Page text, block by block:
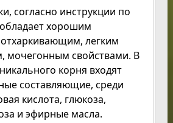
согласно инструкции по
хорошим
легким
мочегонным свойствами. В
корня входят
составляющие, среди
кислота, глюкоза,
и эфирные масла.